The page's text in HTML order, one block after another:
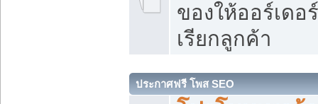
ของให้ออร์เดอ
เรียกลูกค้า
ประกาศฟรี โพส SEO